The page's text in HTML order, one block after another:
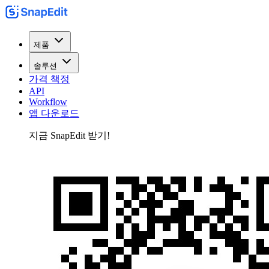
제품
솔루션
가격 책정
API
Workflow
앱 다운로드
지금 SnapEdit 받기!